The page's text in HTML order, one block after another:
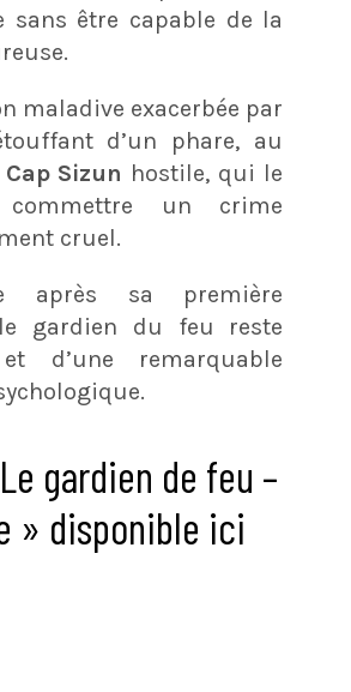
sans être capable de la
maladive exacerbée par
d’un phare, au
Cap Sizun hostile, qui le
un crime
cruel.
après sa première
gardien du feu reste
d’une remarquable
gardien de feu –
» disponible ici